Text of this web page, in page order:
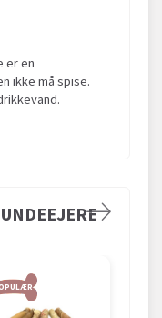
er en
ikke må spise.